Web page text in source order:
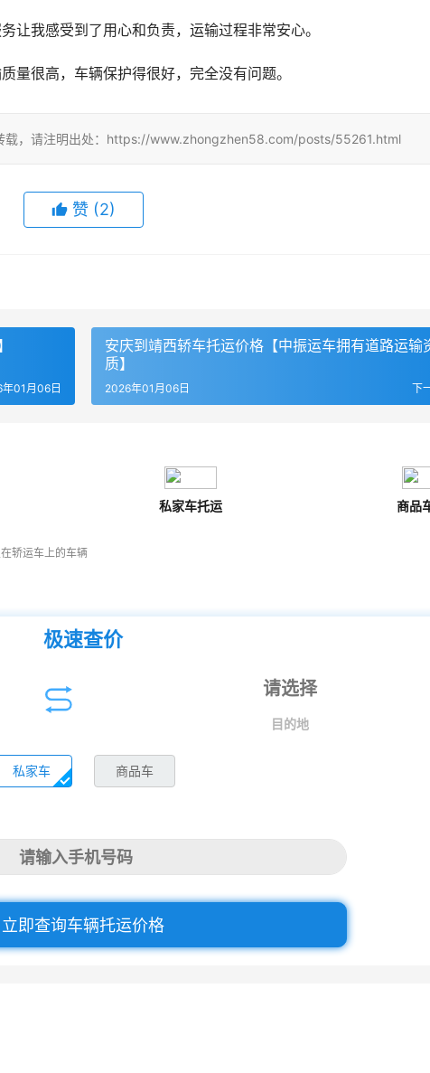
让我感受到了用心和负责，运输过程非常安心。
量很高，车辆保护得很好，完全没有问题。
载，请注明出处：https://www.zhongzhen58.com/posts/55261.html
赞 (2)
01月06日
安庆到靖西轿车托运价格【中振运车拥有道路运输
质】
下
2026年01月06日
私家车托运 商品
轿运车上的车辆
极速查价
目的地
私家车 商品车
立即查询车辆托运价格